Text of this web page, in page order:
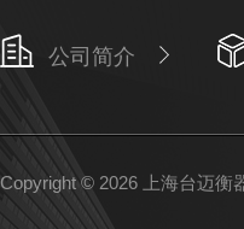
公司简介
Copyright © 2026 上海台迈衡